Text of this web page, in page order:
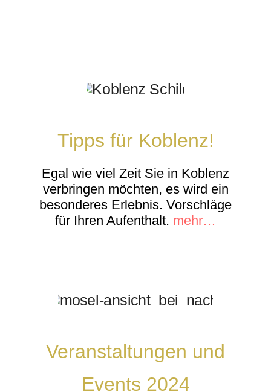
Tipps für Koblenz!
Egal wie viel Zeit Sie in Koblenz
verbringen möchten, es wird ein
besonderes Erlebnis. Vorschläge
für Ihren Aufenthalt. mehr…
Veranstaltungen und
Events 2024